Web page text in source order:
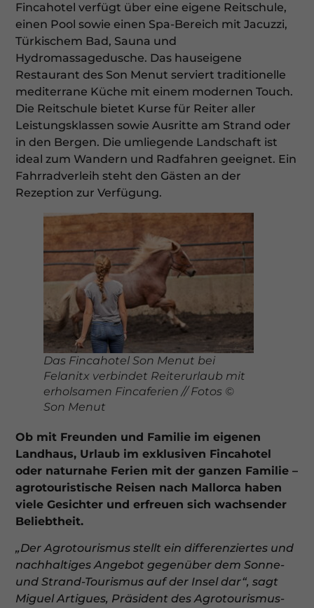
Fincahotel verfügt über eine eigene Reitschule,
einen Pool sowie einen Spa-Bereich mit Jacuzzi,
Türkischem Bad, Sauna und
Hydromassagedusche. Das hauseigene
Restaurant des Son Menut serviert traditionelle
mediterrane Küche mit einem modernen Touch.
Die Reitschule bietet Kurse für Reiter aller
Leistungsklassen sowie Ausritte am Strand oder
in den Bergen. Die umliegende Landschaft ist
ideal zum Wandern und Radfahren geeignet. Ein
Fahrradverleih steht den Gästen an der
Rezeption zur Verfügung.
Das Fincahotel Son Menut bei
Felanitx verbindet Reiterurlaub mit
erholsamen Fincaferien // Fotos ©
Son Menut
Ob mit Freunden und Familie im eigenen
Landhaus, Urlaub im exklusiven Fincahotel
oder naturnahe Ferien mit der ganzen Familie –
agrotouristische Reisen nach Mallorca haben
viele Gesichter und erfreuen sich wachsender
Beliebtheit.
„Der Agrotourismus stellt ein differenziertes und
nachhaltiges Angebot gegenüber dem Sonne-
und Strand-Tourismus auf der Insel dar“, sagt
Miguel Artigues, Präsident des Agrotourismus-